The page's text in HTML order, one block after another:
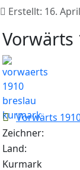
Erstellt: 16.
Vorwärts
Vorwärts
Zeichner:
Land:
Kurmark